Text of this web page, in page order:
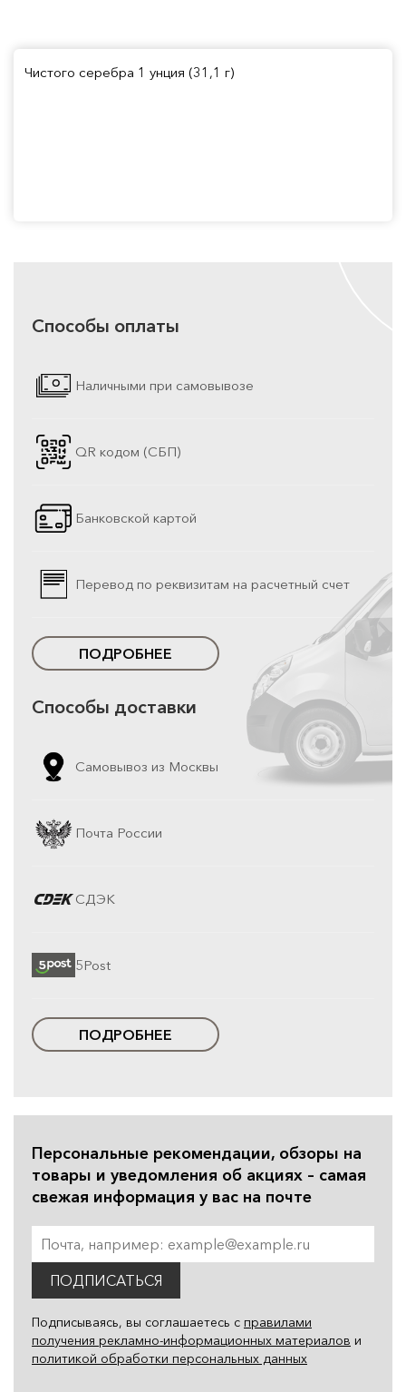
Чистого серебра 1 унция (31,1 г)
Способы оплаты
Наличными при самовывозе
QR кодом (СБП)
Банковской картой
Перевод по реквизитам на расчетный счет
ПОДРОБНЕЕ
Способы доставки
Самовывоз из Москвы
Почта России
СДЭК
5Post
ПОДРОБНЕЕ
Персональные рекомендации, обзоры на
товары и уведомления об акциях – самая
свежая информация у вас на почте
ПОДПИСАТЬСЯ
Подписываясь, вы соглашаетесь с правилами
получения рекламно-информационных материалов и
политикой обработки персональных данных